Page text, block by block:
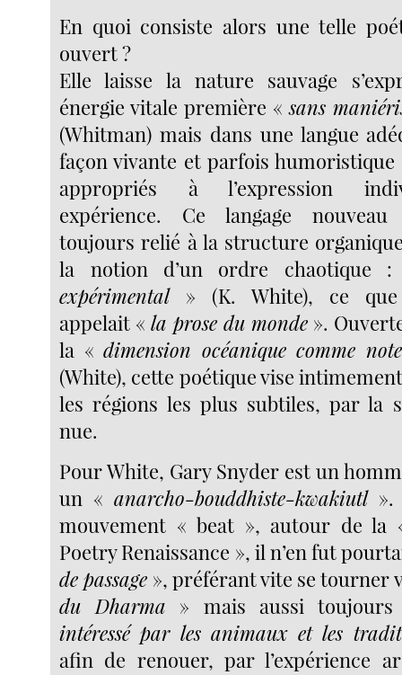
En quoi consiste alors une telle
ouvert ?
Elle laisse la nature sauvage
énergie vitale première «sans
(Whitman) mais dans une langue
façon vivante et parfois humoristique
appropriés à l’expression
expérience. Ce langage
toujours relié à la structure
la notion d’un ordre
expérimental» (K. White), ce que
appelait «la prose du monde ».
la «dimension océanique comme
(White), cette poétique vise
les régions les plus subtiles, par la
nue.
Pour White, Gary Snyder est un
un «anarcho-bouddhiste-kwakiutl».
mouvement « beat », autour de la
Poetry Renaissance », il n’en fut
de passage », préférant vite se tourner
du Dharma » mais aussi
intéressé par les animaux et les
afin de renouer, par l’expérience